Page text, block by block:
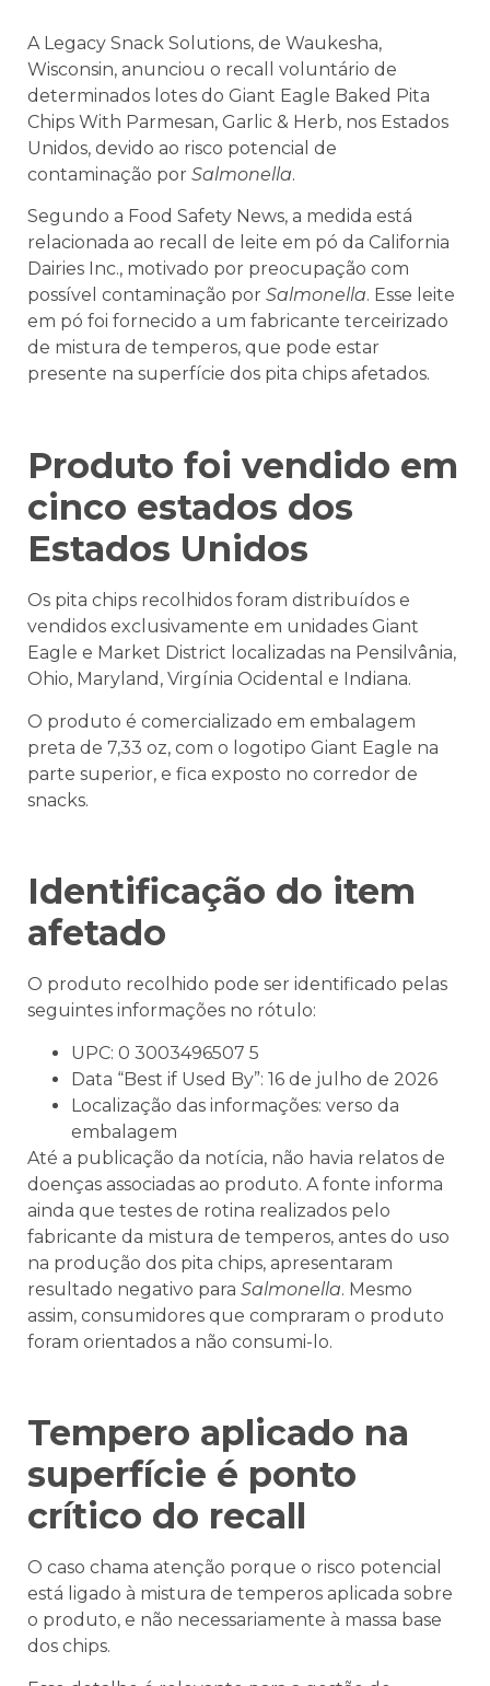
A Legacy Snack Solutions, de Waukesha,
Wisconsin, anunciou o recall voluntário de
determinados lotes do Giant Eagle Baked Pita
Chips With Parmesan, Garlic & Herb, nos Estados
Unidos, devido ao risco potencial de
contaminação por Salmonella.
Segundo a Food Safety News, a medida está
relacionada ao recall de leite em pó da California
Dairies Inc., motivado por preocupação com
possível contaminação por Salmonella. Esse leite
em pó foi fornecido a um fabricante terceirizado
de mistura de temperos, que pode estar
presente na superfície dos pita chips afetados.
Produto foi vendido em
cinco estados dos
Estados Unidos
Os pita chips recolhidos foram distribuídos e
vendidos exclusivamente em unidades Giant
Eagle e Market District localizadas na Pensilvânia,
Ohio, Maryland, Virgínia Ocidental e Indiana.
O produto é comercializado em embalagem
preta de 7,33 oz, com o logotipo Giant Eagle na
parte superior, e fica exposto no corredor de
snacks.
Identificação do item
afetado
O produto recolhido pode ser identificado pelas
seguintes informações no rótulo:
UPC: 0 3003496507 5
Data “Best if Used By”: 16 de julho de 2026
Localização das informações: verso da
embalagem
Até a publicação da notícia, não havia relatos de
doenças associadas ao produto. A fonte informa
ainda que testes de rotina realizados pelo
fabricante da mistura de temperos, antes do uso
na produção dos pita chips, apresentaram
resultado negativo para Salmonella. Mesmo
assim, consumidores que compraram o produto
foram orientados a não consumi-lo.
Tempero aplicado na
superfície é ponto
crítico do recall
O caso chama atenção porque o risco potencial
está ligado à mistura de temperos aplicada sobre
o produto, e não necessariamente à massa base
dos chips.